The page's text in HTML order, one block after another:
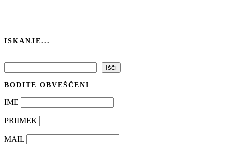
ISKANJE...
Išči
BODITE OBVEŠČENI
IME
PRIIMEK
MAIL